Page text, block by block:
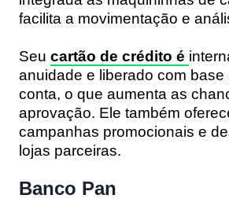
facilita a movimentação e
Seu cartão de crédito é
anuidade e liberado com base
conta, o que aumenta as
aprovação. Ele também
campanhas promocionais e
lojas parceiras.
Banco Pan